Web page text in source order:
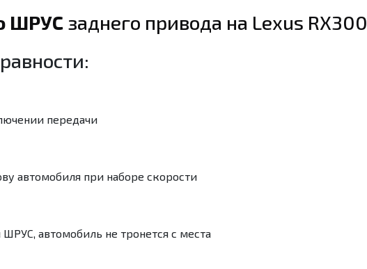
ШРУС заднего привода на Lexus RX300
передачи
автомобиля при наборе скорости
автомобиль не тронется с места